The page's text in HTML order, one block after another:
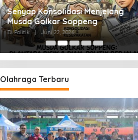
Senyap Konsolidasi Menjelang
Musda Golkar Soppeng
Di Politik | Juni 22, 2026
Olahraga Terbaru